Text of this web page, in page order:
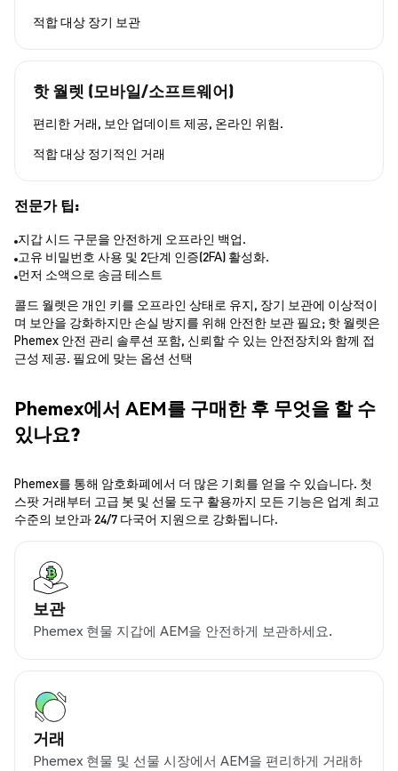
적합 대상 장기 보관
핫 월렛 (모바일/소프트웨어)
편리한 거래, 보안 업데이트 제공, 온라인 위험.
적합 대상 정기적인 거래
전문가 팁:
지갑 시드 구문을 안전하게 오프라인 백업.
고유 비밀번호 사용 및 2단계 인증(2FA) 활성화.
먼저 소액으로 송금 테스트
콜드 월렛은 개인 키를 오프라인 상태로 유지, 장기 보관에 이상적이
며 보안을 강화하지만 손실 방지를 위해 안전한 보관 필요; 핫 월렛은
Phemex 안전 관리 솔루션 포함, 신뢰할 수 있는 안전장치와 함께 접
근성 제공. 필요에 맞는 옵션 선택
Phemex에서 AEM를 구매한 후 무엇을 할 수
있나요?
Phemex를 통해 암호화폐에서 더 많은 기회를 얻을 수 있습니다. 첫
스팟 거래부터 고급 봇 및 선물 도구 활용까지 모든 기능은 업계 최고
수준의 보안과 24/7 다국어 지원으로 강화됩니다.
보관
Phemex 현물 지갑에 AEM을 안전하게 보관하세요.
거래
Phemex 현물 및 선물 시장에서 AEM을 편리하게 거래하